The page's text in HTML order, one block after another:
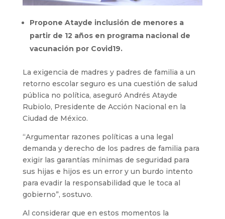
Propone Atayde inclusión de menores a
partir de 12 años en programa nacional de
vacunación por Covid19.
La exigencia de madres y padres de familia a un
retorno escolar seguro es una cuestión de salud
pública no política, aseguró Andrés Atayde
Rubiolo, Presidente de Acción Nacional en la
Ciudad de México.
“Argumentar razones políticas a una legal
demanda y derecho de los padres de familia para
exigir las garantías mínimas de seguridad para
sus hijas e hijos es un error y un burdo intento
para evadir la responsabilidad que le toca al
gobierno”, sostuvo.
Al considerar que en estos momentos la